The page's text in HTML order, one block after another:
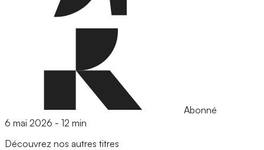
Abonné
6 mai 2026 - 12 min
Découvrez nos autres titres